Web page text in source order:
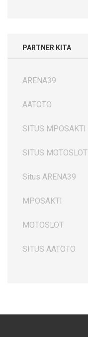
PARTNER KITA
ARENA39
AATOTO
SITUS MPOSAKTI
SITUS MOTOSLOT
Situs ARENA39
MPOSAKTI
MOTOSLOT
SITUS AATOTO